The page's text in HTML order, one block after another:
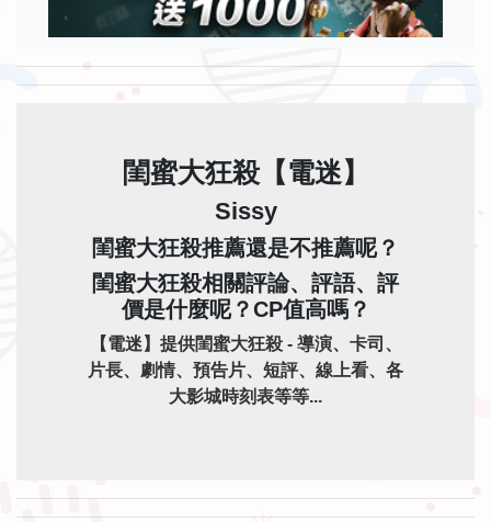
閨蜜大狂殺【電迷】
Sissy
閨蜜大狂殺推薦還是不推薦呢？
閨蜜大狂殺相關評論、評語、評
價是什麼呢？CP值高嗎？
【電迷】提供閨蜜大狂殺 - 導演、卡司、
片長、劇情、預告片、短評、線上看、各
大影城時刻表等等...